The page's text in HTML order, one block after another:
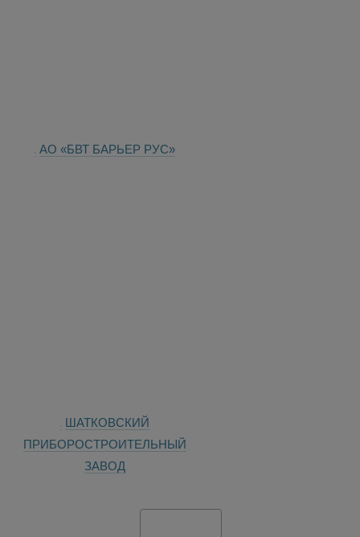
АО «БВТ БАРЬЕР РУС»
ШАТКОВСКИЙ
ПРИБОРОСТРОИТЕЛЬНЫЙ
ЗАВОД